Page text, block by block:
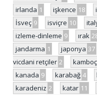
irlanda 1 işkence 18
İsveç 9 isviçre 10
izleme-dinleme 9 ırak
jandarma 1 japonya 37
vicdani retçiler 2
kanada 9 karabağ 4
karadeniz 2 katar 11